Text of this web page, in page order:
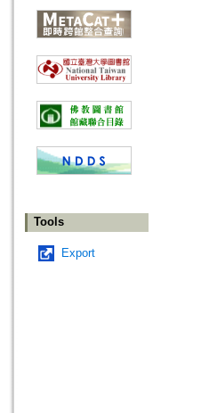
Tools
Export